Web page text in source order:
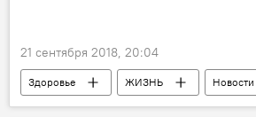
21 сентября 2018, 20:04
Здоровье ЖИЗНЬ
Новости
Экономика